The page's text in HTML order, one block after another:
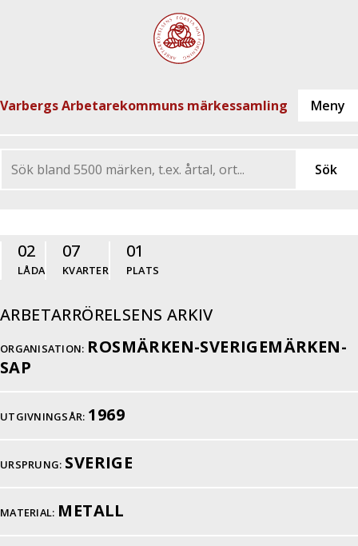
Varbergs Arbetarekommuns märkessamling
02
LÅDA
07
KVARTER
01
PLATS
ARBETARRÖRELSENS ARKIV
ORGANISATION: ROSMÄRKEN-SVERIGEMÄRKEN-
SAP
UTGIVNINGSÅR: 1969
URSPRUNG: SVERIGE
MATERIAL: METALL